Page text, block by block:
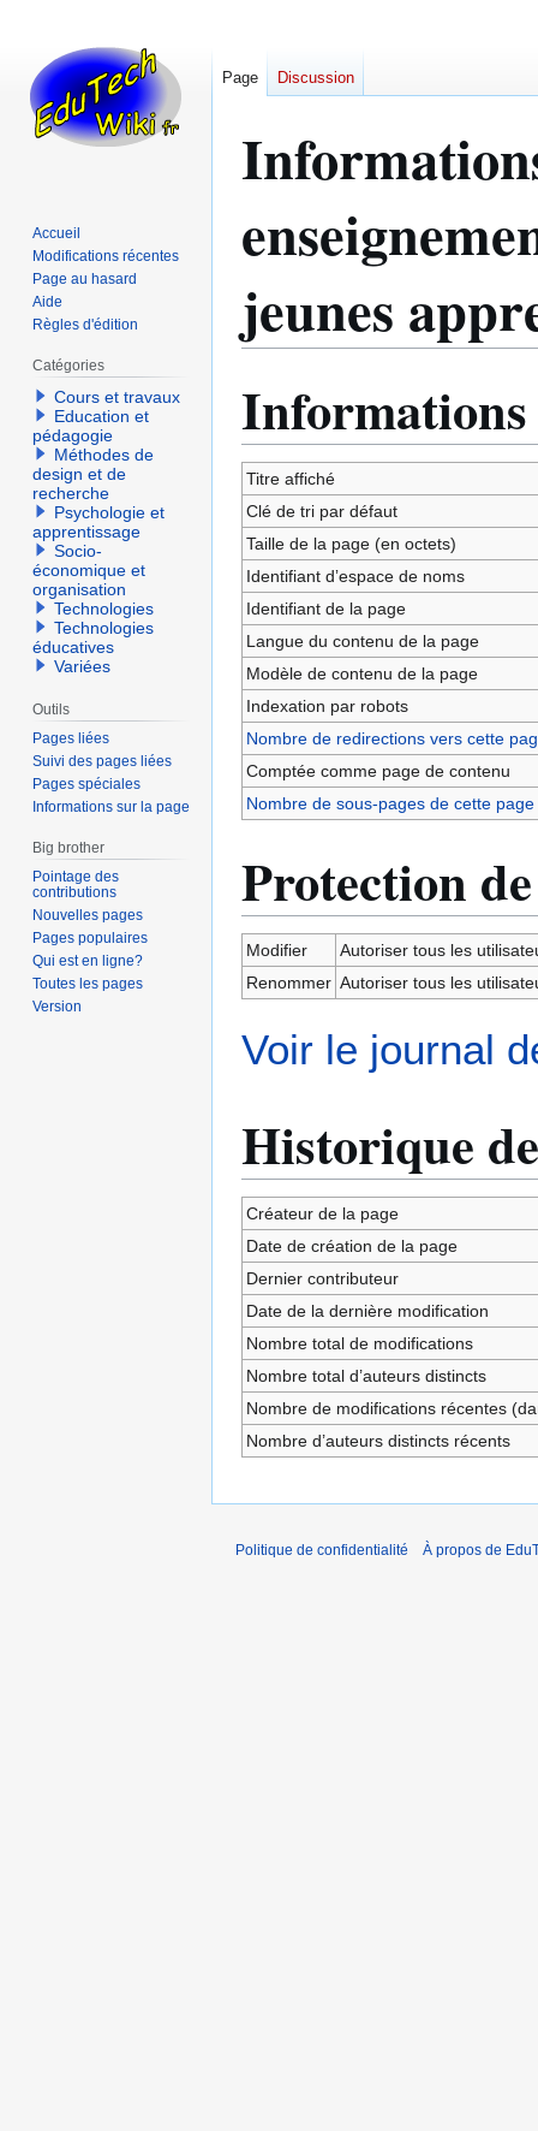
jeunes
navigation
recherche
Informations
Titre affiché
Clé de tri par défaut
Taille de la page (en octets)
Identifiant dʼespace de noms
Identifiant de la page
Langue du contenu de la page
Modèle de contenu de la page
Indexation par robots
Nombre de redirections vers cette
Comptée comme page de contenu
Nombre de sous-pages de cette page
Protection
Modifier
Autoriser tous les
Renommer Autoriser tous les
Voir le journal
Historique
Créateur de la page
Date de création de la page
Dernier contributeur
Date de la dernière modification
Nombre total de modifications
Nombre total d’auteurs distincts
Nombre de modifications récentes
Nombre d’auteurs distincts récents
Page Discussion
Accueil
Modifications récentes
Page au hasard
Aide
Règles d'édition
Catégories
Cours et travaux
Education et
pédagogie
Méthodes de
design et de
recherche
Psychologie et
apprentissage
Socio-
économique et
organisation
Technologies
Technologies
éducatives
Variées
Outils
Pages liées
Suivi des pages liées
Pages spéciales
Informations sur la page
Big brother
Pointage des
contributions
Nouvelles pages
Pages populaires
Qui est en ligne?
Toutes les pages
Version
Politique de confidentialité À propos de